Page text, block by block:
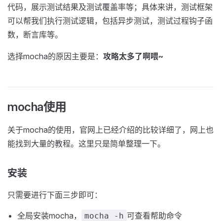
代码，展示测试结果及测试覆盖率等；具体来讲，测试框架
可以帮我们执行测试逻辑，包括异步测试，测试过程钩子函
数，断言库等。
选择mocha的原因主要是： 攻略太多了啊喂~
mocha使用
关于mocha的使用，官网上已经介绍的比较详细了，网上也
能找到大量的教程。这里只是简单整理一下。
安装
只需要进行下面三步即可：
全局安装mocha， mocha -h 可查看帮助命令